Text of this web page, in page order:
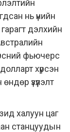
нь үнийн
дэлхийн
фьючерс
хүрсэн
үзүүлэлт
халуун цаг
станцуудын